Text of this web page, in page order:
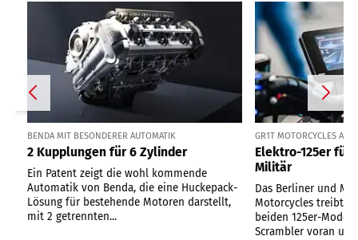
BENDA MIT BESONDERER AUTOMATIK
2 Kupplungen für 6 Zylinder
Ein Patent zeigt die wohl kommende
Automatik von Benda, die eine Huckepack-
Lösung für bestehende Motoren darstellt,
mit 2 getrennten...
GR1T MOTORCYCLES
Elektro-125er für
Militär
Das Berliner und
Motorcycles treibt
beiden 125er-
Scrambler voran